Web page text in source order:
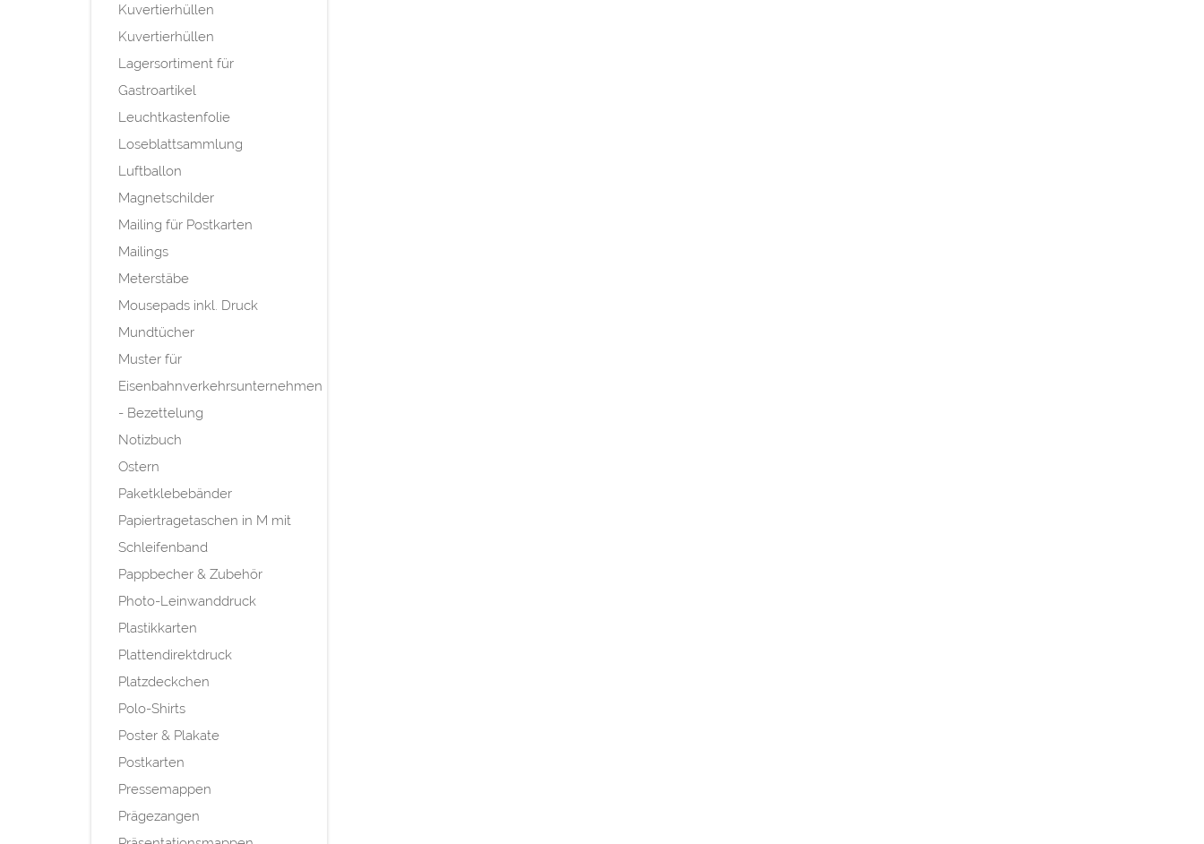
Kuvertierhüllen
Kuvertierhüllen
Lagersortiment für
Gastroartikel
Leuchtkastenfolie
Loseblattsammlung
Luftballon
Magnetschilder
Mailing für Postkarten
Mailings
Meterstäbe
Mousepads inkl. Druck
Mundtücher
Muster für
Eisenbahnverkehrsunternehmen
- Bezettelung
Notizbuch
Ostern
Paketklebebänder
Papiertragetaschen in M mit
Schleifenband
Pappbecher & Zubehör
Photo-Leinwanddruck
Plastikkarten
Plattendirektdruck
Platzdeckchen
Polo-Shirts
Poster & Plakate
Postkarten
Pressemappen
Prägezangen